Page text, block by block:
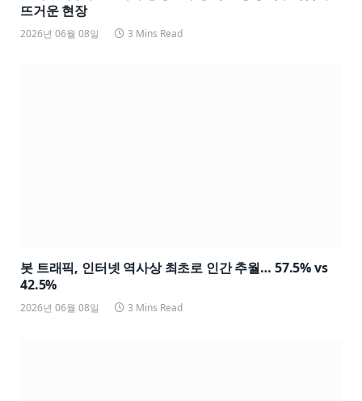
뜨거운 현장
2026년 06월 08일 3 Mins Read
봇 트래픽, 인터넷 역사상 최초로 인간 추월… 57.5% vs
42.5%
2026년 06월 08일 3 Mins Read